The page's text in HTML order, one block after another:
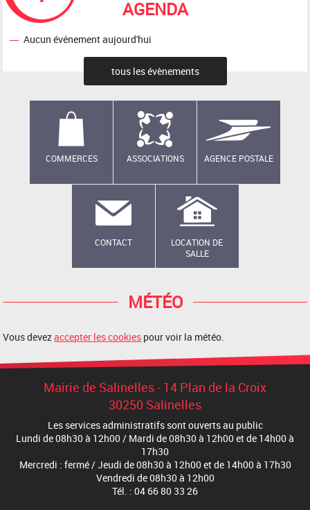
AGENDA
Aucun événement aujourd'hui
tous les évènements
COMMERCES ASSOCIATIONS AGENCE POSTALE
CONTACT
LOCATION DE
SALLE
MÉTÉO
Vous devezaccepter les cookies pour voir la météo.
Mairie de Salinelles - 14 Plan de la Croix
30250 Salinelles
Les services administratifs sont ouverts au public
Lundi de 08h30 à 12h00 / Mardi de 08h30 à 12h00 et de 14h00 à
17h30
Mercredi : fermé / Jeudi de 08h30 à 12h00 et de 14h00 à 17h30
Vendredi de 08h30 à 12h00
Tél. : 04 66 80 33 26